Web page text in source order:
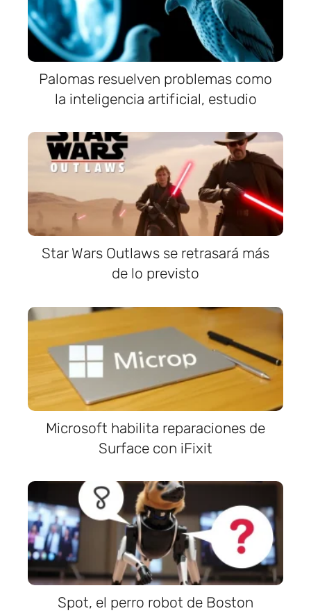
Palomas resuelven problemas como
la inteligencia artificial, estudio
Star Wars Outlaws se retrasará más
de lo previsto
Microsoft habilita reparaciones de
Surface con iFixit
Spot, el perro robot de Boston